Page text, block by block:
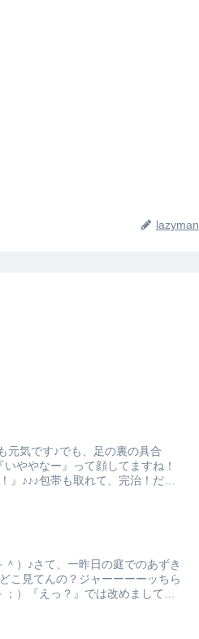
lazyman
元気です♪でも、足の裏の具合
ややなー』って顔してますね！
』♪♪♪包帯も取れて、完治！だっ
）♪さて、一昨日の庭でのあずき
こ見てんの？ジャーーーーッちら
）『えっ？』では改めまして、